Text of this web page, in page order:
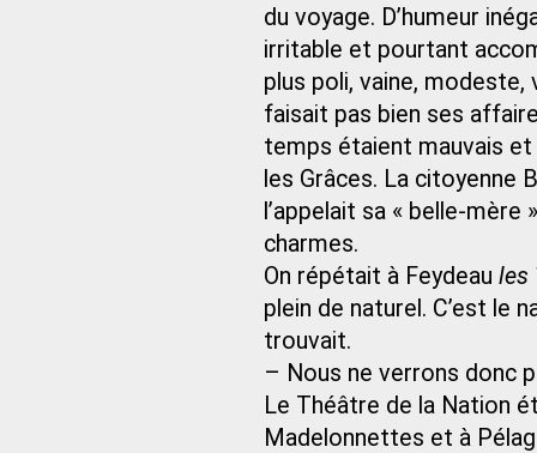
du voyage. D’humeur
irritable et pourtant
plus poli, vaine, modeste,
faisait pas bien ses
temps étaient mauvais et
les Grâces. La citoyenne
l’appelait sa « belle-
charmes.
On répétait à Feydeau les
plein de naturel. C’est le
trouvait.
– Nous ne verrons donc
Le Théâtre de la Nation
Madelonnettes et à